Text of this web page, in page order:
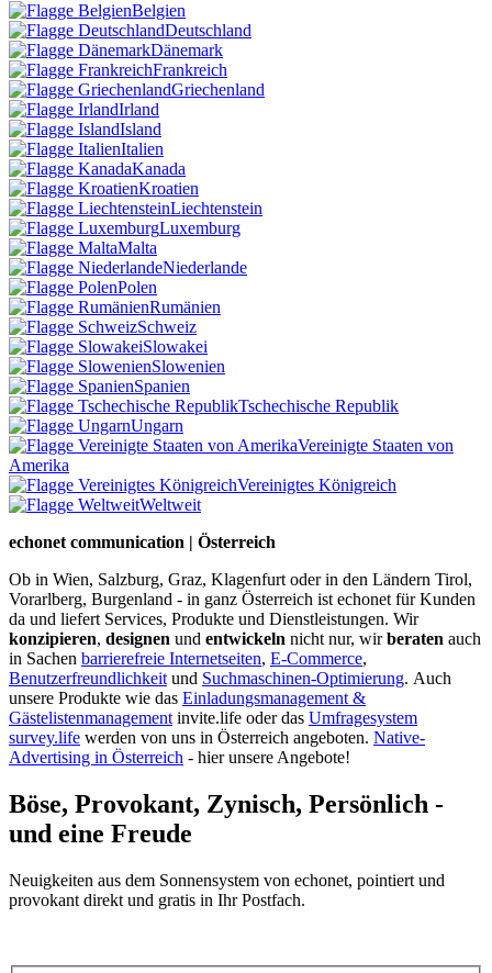
Belgien
Deutschland
Dänemark
Frankreich
Griechenland
Irland
Island
Italien
Kanada
Kroatien
Liechtenstein
Luxemburg
Malta
Niederlande
Polen
Rumänien
Schweiz
Slowakei
Slowenien
Spanien
Tschechische Republik
Ungarn
Vereinigte Staaten von
Amerika
Vereinigtes Königreich
Weltweit
echonet communication | Österreich
Ob in Wien, Salzburg, Graz, Klagenfurt oder in den Ländern Tirol,
Vorarlberg, Burgenland - in ganz Österreich ist echonet für Kunden
da und liefert Services, Produkte und Dienstleistungen. Wir
konzipieren, designen und entwickeln nicht nur, wirberaten auch
in Sachen barrierefreie Internetseiten, E-Commerce,
Benutzerfreundlichkeit und Suchmaschinen-Optimierung. Auch
unsere Produkte wie das Einladungsmanagement &
Gästelistenmanagement invite.life oder das Umfragesystem
survey.life werden von uns in Österreich angeboten. Native-
Advertising in Österreich - hier unsere Angebote!
Böse, Provokant, Zynisch, Persönlich -
und eine Freude
Neuigkeiten aus dem Sonnensystem von echonet, pointiert und
provokant direkt und gratis in Ihr Postfach.